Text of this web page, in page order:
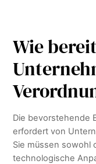
Wie
Die bevorstehende
erfordert von
Sie müssen sowohl
technologische